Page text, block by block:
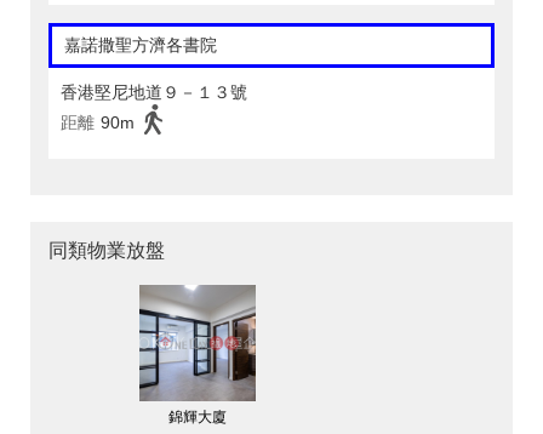
嘉諾撒聖方濟各書院
香港堅尼地道９－１３號
距離 90m
同類物業放盤
錦輝大廈